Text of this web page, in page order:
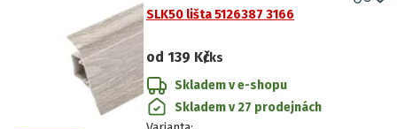
SLK50 lišta 5126387 3166
od 139 Kč/ks
Skladem v e-shopu
Skladem v 27 prodejnách